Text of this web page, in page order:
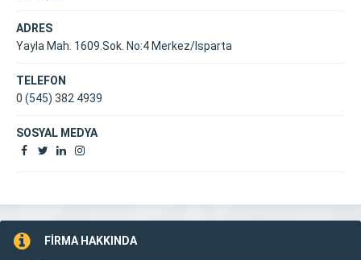
ADRES
Yayla Mah. 1609.Sok. No:4 Merkez/Isparta
TELEFON
0 (545) 382 4939
SOSYAL MEDYA
FİRMA HAKKINDA